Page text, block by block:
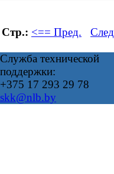
Стр.: <== Пред.
Служба технической
поддержки:
+375 17 293 29 78
skk@nlb.by